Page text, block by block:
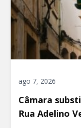
ago 7, 2026
Câmara
Rua Adelino